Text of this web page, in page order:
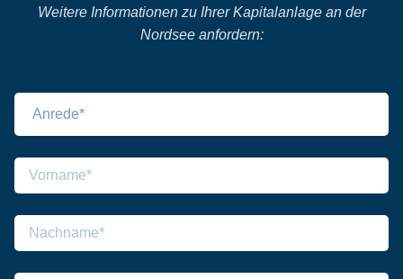
Weitere Informationen zu Ihrer Kapitalanlage an der
Nordsee anfordern: